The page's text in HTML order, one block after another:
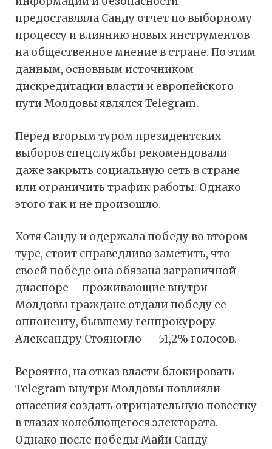
предоставляла Санду отчет по выборному
процессу и влиянию новых инструментов
на общественное мнение в стране. По этим
данным, основным источником
дискредитации власти и европейского
пути Молдовы являлся Telegram.
Перед вторым туром президентских
выборов спецслужбы рекомендовали
даже закрыть социальную сеть в стране
или ограничить трафик работы. Однако
этого так и не произошло.
Хотя Санду и одержала победу во втором
туре, стоит справедливо заметить, что
своей победе она обязана заграничной
диаспоре – проживающие внутри
Молдовы граждане отдали победу ее
оппоненту, бывшему генпрокурору
Александру Стояногло — 51,2% голосов.
Вероятно, на отказ власти блокировать
Telegram внутри Молдовы повлияли
опасения создать отрицательную повестку
в глазах колеблющегося электората.
Однако после победы Майи Санду